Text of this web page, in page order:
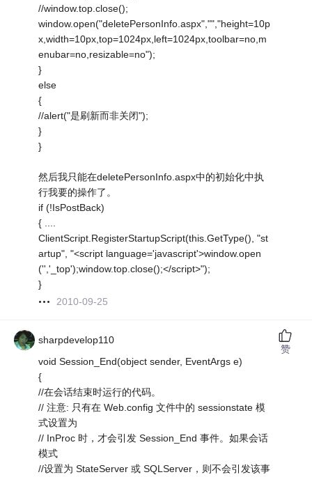
//window.top.close();
window.open("deletePersonInfo.aspx","","height=10p
x,width=10px,top=1024px,left=1024px,toolbar=no,m
enubar=no,resizable=no");
}
else
{
//alert("是刷新而非关闭");
}
}
然后我只能在deletePersonInfo.aspx中的初始化中执
行我要的操作了。
if (!IsPostBack)
{ ....
ClientScript.RegisterStartupScript(this.GetType(), "st
artup", "<script language='javascript'>window.open
('','_top');window.top.close();</script>");
}
2010-09-25
sharpdevelop110
void Session_End(object sender, EventArgs e)
{
//在会话结束时运行的代码。
// 注意: 只有在 Web.config 文件中的 sessionstate 模
式设置为
// InProc 时，才会引发 Session_End 事件。如果会话
模式
//设置为 StateServer 或 SQLServer，则不会引发该事
赞